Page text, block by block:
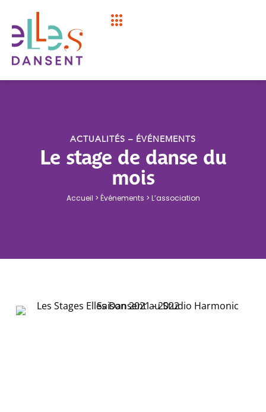
ACTUALITÉS – ÉVÉNEMENTS
Le stage de danse du
mois
Accueil > Événements > L’association